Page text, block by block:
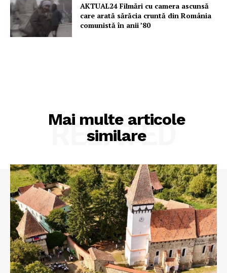
AKTUAL24 Filmări cu camera ascunsă
care arată sărăcia cruntă din România
comunistă în anii ’80
Mai multe articole
similare
RELATED